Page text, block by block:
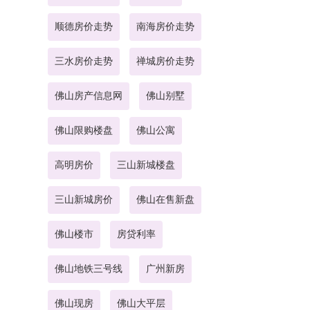
顺德房价走势 南海房价走势
三水房价走势 禅城房价走势
佛山房产信息网 佛山别墅
佛山限购楼盘 佛山公寓
高明房价 三山新城楼盘
三山新城房价 佛山在售新盘
佛山楼市 房贷利率
佛山地铁三号线 广州新房
佛山现房 佛山大平层